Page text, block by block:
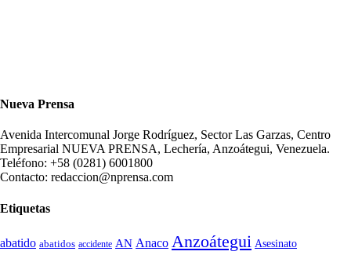
Nueva Prensa
Avenida Intercomunal Jorge Rodríguez, Sector Las Garzas, Centro
Empresarial NUEVA PRENSA, Lechería, Anzoátegui, Venezuela.
Teléfono: +58 (0281) 6001800
Contacto: redaccion@nprensa.com
Etiquetas
abatido abatidos accidente AN Anaco Anzoátegui Asesinato